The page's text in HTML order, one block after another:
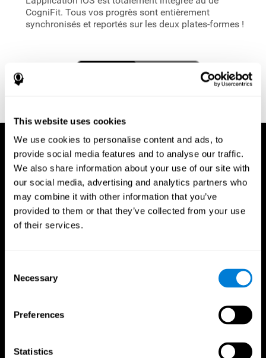
This website uses cookies
We use cookies to personalise content and ads, to
provide social media features and to analyse our traffic.
We also share information about your use of our site with
our social media, advertising and analytics partners who
may combine it with other information that you’ve
provided to them or that they’ve collected from your use
of their services.
Selection
Necessary
Preferences
Statistics
CogniFit. Tous vos progrès sont entièrement
synchronisés et reportés sur les deux plates-formes !